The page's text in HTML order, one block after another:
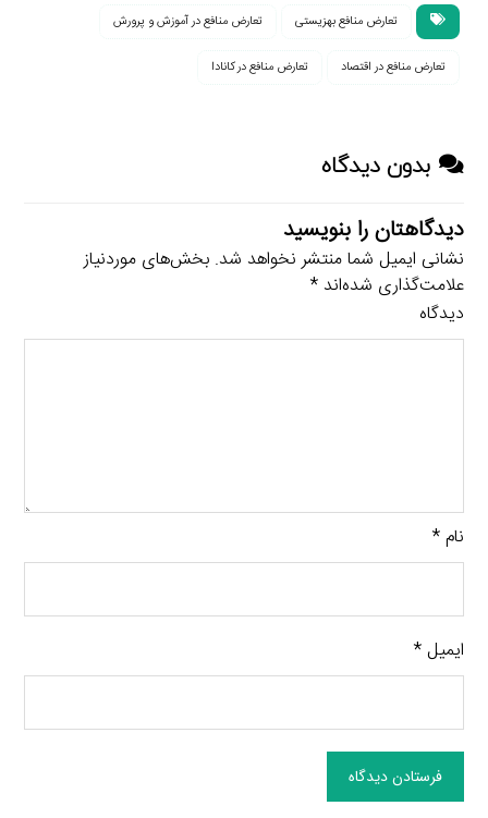
تعارض منافع بهزیستی تعارض منافع در آموزش و پرورش
تعارض منافع در اقتصاد تعارض منافع در کانادا
بدون دیدگاه
دیدگاهتان را بنویسید
نشانی ایمیل شما منتشر نخواهد شد. بخش‌های موردنیاز
علامت‌گذاری شده‌اند*
دیدگاه
نام*
ایمیل*
فرستادن دیدگاه